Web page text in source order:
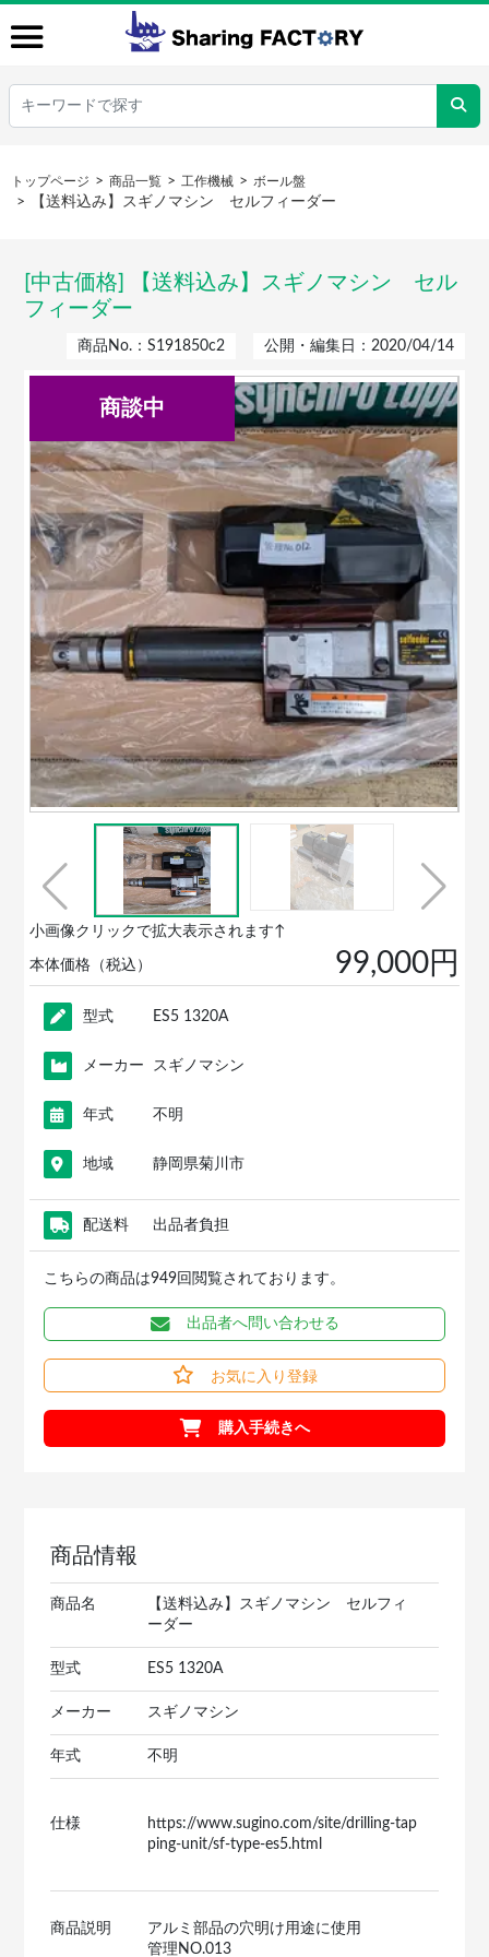
トップページ 商品一覧 工作機械 ボール盤
【送料込み】スギノマシン セルフィーダー
[中古価格] 【送料込み】スギノマシン セル
フィーダー
商品No.：S191850c2 公開・編集日：2020/04/14
商談中
小画像クリックで拡大表示されます↑
本体価格（税込） 99,000円
型式 ES5 1320A
メーカー スギノマシン
年式 不明
地域 静岡県菊川市
配送料 出品者負担
こちらの商品は949回閲覧されております。
出品者へ問い合わせる
お気に入り登録
購入手続きへ
商品情報
商品名
【送料込み】スギノマシン セルフィ
ーダー
型式 ES5 1320A
メーカー スギノマシン
年式 不明
仕様
https://www.sugino.com/site/drilling-tap
ping-unit/sf-type-es5.html
商品説明
アルミ部品の穴明け用途に使用
管理NO.013